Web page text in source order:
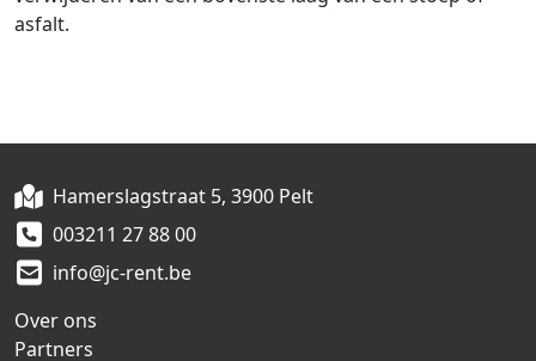
asfalt.
Hamerslagstraat 5, 3900 Pelt
003211 27 88 00
info@jc-rent.be
Over ons
Partners